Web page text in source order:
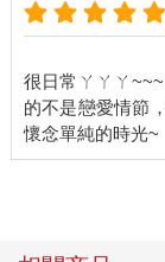
「我們該不會是第
「終於！終於有
「不要靠我們太
手、一個舉起右手
「在那邊，一如往
笑，「項微心在這
「謝謝社長的稱讚
很日常ㄚㄚㄚ
的不是戀愛情節